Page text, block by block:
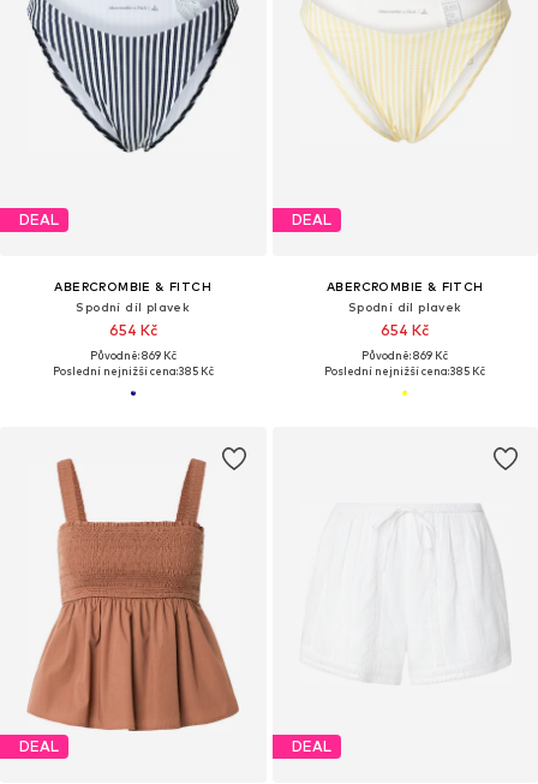
DEAL
ABERCROMBIE & FITCH
Spodní díl plavek
654 Kč
Původně: 869 Kč
Poslední nejnižší cena:385 Kč
DEAL
ABERCROMBIE & FITCH
Spodní díl plavek
654 Kč
Původně: 869 Kč
Poslední nejnižší cena:385 Kč
DEAL DEAL